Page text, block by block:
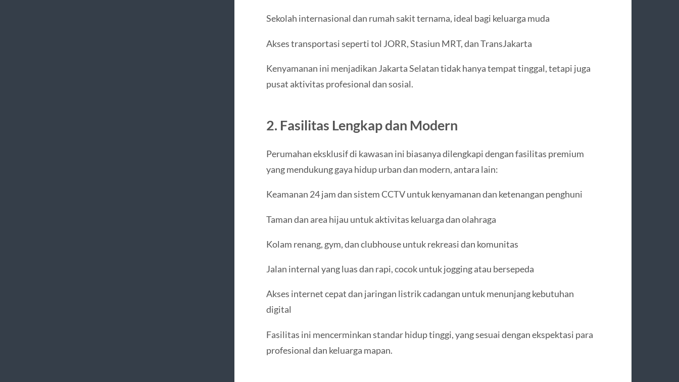
Sekolah internasional dan rumah sakit ternama, ideal bagi keluarga muda
Akses transportasi seperti tol JORR, Stasiun MRT, dan TransJakarta
Kenyamanan ini menjadikan Jakarta Selatan tidak hanya tempat tinggal, tetapi juga
pusat aktivitas profesional dan sosial.
2. Fasilitas Lengkap dan Modern
Perumahan eksklusif di kawasan ini biasanya dilengkapi dengan fasilitas premium
yang mendukung gaya hidup urban dan modern, antara lain:
Keamanan 24 jam dan sistem CCTV untuk kenyamanan dan ketenangan penghuni
Taman dan area hijau untuk aktivitas keluarga dan olahraga
Kolam renang, gym, dan clubhouse untuk rekreasi dan komunitas
Jalan internal yang luas dan rapi, cocok untuk jogging atau bersepeda
Akses internet cepat dan jaringan listrik cadangan untuk menunjang kebutuhan
digital
Fasilitas ini mencerminkan standar hidup tinggi, yang sesuai dengan ekspektasi para
profesional dan keluarga mapan.